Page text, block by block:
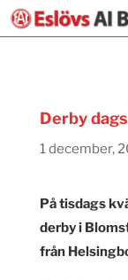
Derby
1 december,
På tisdags
derby i
från